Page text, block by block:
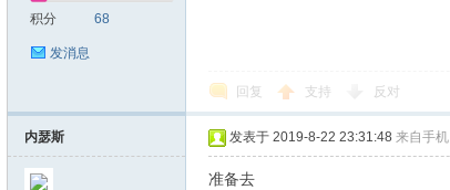
积分 68
发消息
回复 支持 反对
内瑟斯 发表于 2019-8-22 23:31:48 来自手机
准备去